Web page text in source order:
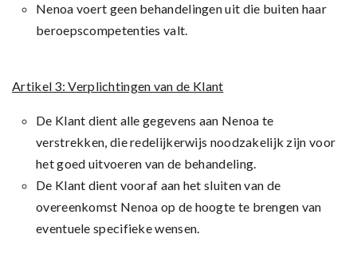
Nenoa voert geen behandelingen uit die buiten haar
beroepscompetenties valt.
Artikel 3: Verplichtingen van de Klant
De Klant dient alle gegevens aan Nenoa te
verstrekken, die redelijkerwijs noodzakelijk zijn voor
het goed uitvoeren van de behandeling.
De Klant dient vooraf aan het sluiten van de
overeenkomst Nenoa op de hoogte te brengen van
eventuele specifieke wensen.